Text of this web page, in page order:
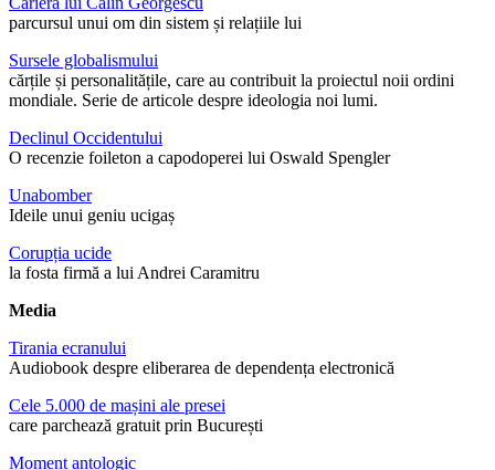
parcursul unui om din sistem și relațiile lui
Sursele globalismului
cărțile și personalitățile, care au contribuit la proiectul noii ordini
mondiale. Serie de articole despre ideologia noi lumi.
Declinul Occidentului
O recenzie foileton a capodoperei lui Oswald Spengler
Unabomber
Ideile unui geniu ucigaș
Corupția ucide
la fosta firmă a lui Andrei Caramitru
Media
Tirania ecranului
Audiobook despre eliberarea de dependența electronică
Cele 5.000 de mașini ale presei
care parchează gratuit prin București
Moment antologic